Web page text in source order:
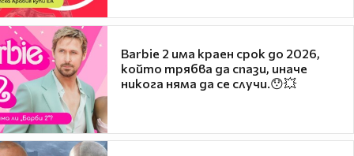
Barbie 2 има краен срок до 2026,
който трябва да спази, иначе
никога няма да се случи.😯💥